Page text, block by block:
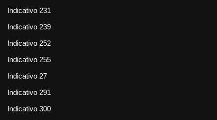
Indicativo 231
Indicativo 239
Indicativo 252
Indicativo 255
Indicativo 27
Indicativo 291
Indicativo 300